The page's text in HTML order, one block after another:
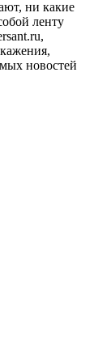
ни какие
ленту
новостей